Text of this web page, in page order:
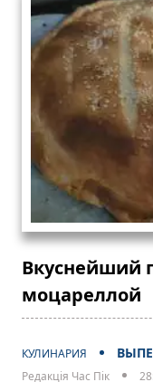
Вкуснейший
моцареллой
КУЛИНАРИЯ
Редакція Час Пік